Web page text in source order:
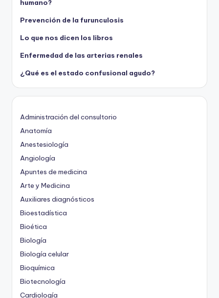
humano?
Prevención de la furunculosis
Lo que nos dicen los libros
Enfermedad de las arterias renales
¿Qué es el estado confusional agudo?
Administración del consultorio
Anatomía
Anestesiología
Angiología
Apuntes de medicina
Arte y Medicina
Auxiliares diagnósticos
Bioestadística
Bioética
Biología
Biología celular
Bioquímica
Biotecnología
Cardiología